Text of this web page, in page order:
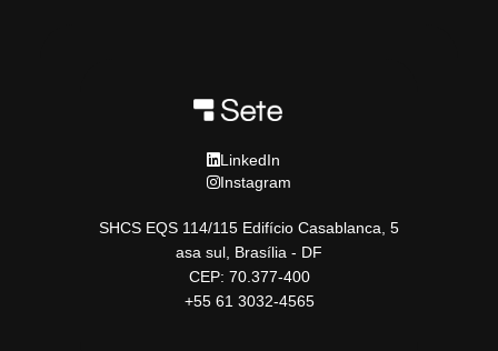
LinkedIn
Instagram
SHCS EQS 114/115 Edifício Casablanca, 5
asa sul, Brasília - DF
CEP: 70.377-400
+55 61 3032-4565